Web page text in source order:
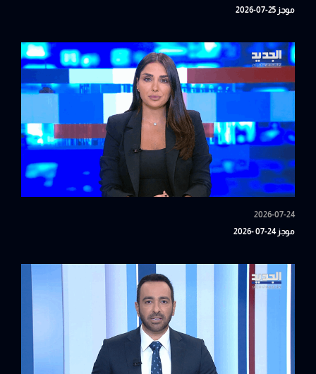
موجز 25-07-2026
2026-07-24
موجز 24-07 -2026